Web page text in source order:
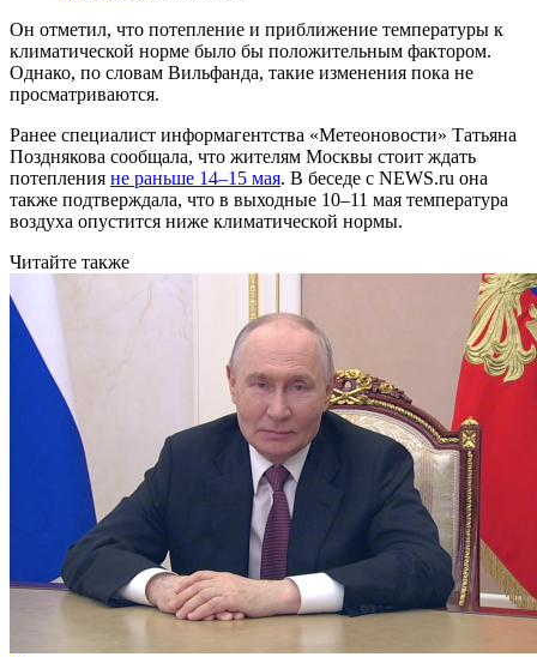
Он отметил, что потепление и приближение температуры к
климатической норме было бы положительным фактором.
Однако, по словам Вильфанда, такие изменения пока не
просматриваются.
Ранее специалист информагентства «Метеоновости» Татьяна
Позднякова сообщала, что жителям Москвы стоит ждать
потепления не раньше 14–15 мая. В беседе с NEWS.ru она
также подтверждала, что в выходные 10–11 мая температура
воздуха опустится ниже климатической нормы.
Читайте также